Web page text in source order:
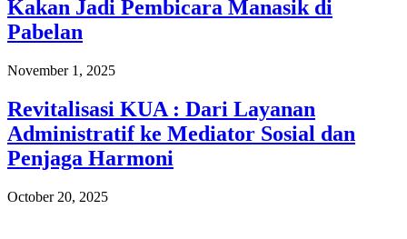
Kakan Jadi Pembicara Manasik di
Pabelan
November 1, 2025
Revitalisasi KUA : Dari Layanan
Administratif ke Mediator Sosial dan
Penjaga Harmoni
October 20, 2025